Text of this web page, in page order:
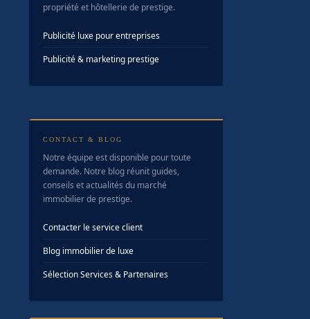
propriété et hôtellerie de prestige.
Publicité luxe pour entreprises
Publicité & marketing prestige
CONTACT & BLOG
Notre équipe est disponible pour toute
demande. Notre blog réunit guides,
conseils et actualités du marché
immobilier de prestige.
Contacter le service client
Blog immobilier de luxe
Sélection Services & Partenaires